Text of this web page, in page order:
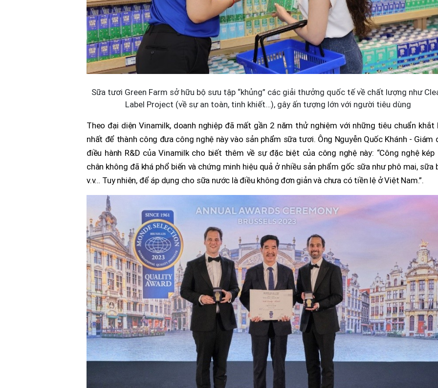
Sữa tươi Green Farm sở hữu bộ sưu tập “khủng” các giải thưởng quốc tế về chất lượng như
Label Project (về sự an toàn, tinh khiết…), gây ấn tượng lớn với người tiêu dùng
Theo đại diện Vinamilk, doanh nghiệp đã mất gần 2 năm thử nghiệm với những tiêu chuẩn khắt
nhất để thành công đưa công nghệ này vào sản phẩm sữa tươi. Ông Nguyễn Quốc Khánh - Giám
điều hành R&D của Vinamilk cho biết thêm về sự đặc biệt của công nghệ này: “Công nghệ kép
chân không đã khá phổ biến và chứng minh hiệu quả ở nhiều sản phẩm gốc sữa như phô mai, sữa
v.v… Tuy nhiên, để áp dụng cho sữa nước là điều không đơn giản và chưa có tiền lệ ở Việt Nam.”.